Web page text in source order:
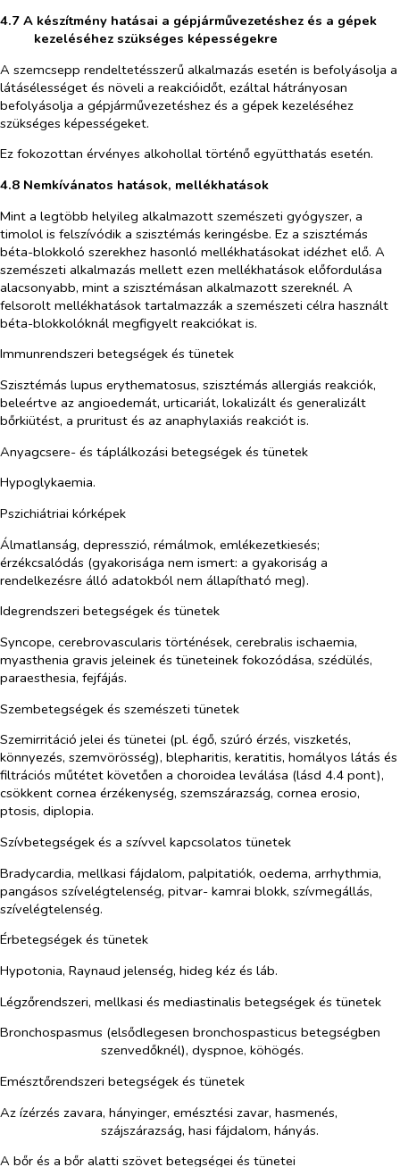
4.7 A készítmény hatásai a gépjárművezetéshez és a gépek
kezeléséhez szükséges képességekre
A szemcsepp rendeltetésszerű alkalmazás esetén is befolyásolja a
látásélességet és növeli a reakcióidőt, ezáltal hátrányosan
befolyásolja a gépjárművezetéshez és a gépek kezeléséhez
szükséges képességeket.
Ez fokozottan érvényes alkohollal történő együtthatás esetén.
4.8 Nemkívánatos hatások, mellékhatások
Mint a legtöbb helyileg alkalmazott szemészeti gyógyszer, a
timolol is felszívódik a szisztémás keringésbe. Ez a szisztémás
béta-blokkoló szerekhez hasonló mellékhatásokat idézhet elő. A
szemészeti alkalmazás mellett ezen mellékhatások előfordulása
alacsonyabb, mint a szisztémásan alkalmazott szereknél. A
felsorolt mellékhatások tartalmazzák a szemészeti célra használt
béta-blokkolóknál megfigyelt reakciókat is.
Immunrendszeri betegségek és tünetek
Szisztémás lupus erythematosus, szisztémás allergiás reakciók,
beleértve az angioedemát, urticariát, lokalizált és generalizált
bőrkiütést, a pruritust és az anaphylaxiás reakciót is.
Anyagcsere- és táplálkozási betegségek és tünetek
Hypoglykaemia.
Pszichiátriai kórképek
Álmatlanság, depresszió, rémálmok, emlékezetkiesés;
érzékcsalódás (gyakorisága nem ismert: a gyakoriság a
rendelkezésre álló adatokból nem állapítható meg).
Idegrendszeri betegségek és tünetek
Syncope, cerebrovascularis történések, cerebralis ischaemia,
myasthenia gravis jeleinek és tüneteinek fokozódása, szédülés,
paraesthesia, fejfájás.
Szembetegségek és szemészeti tünetek
Szemirritáció jelei és tünetei (pl. égő, szúró érzés, viszketés,
könnyezés, szemvörösség), blepharitis, keratitis, homályos látás és
filtrációs műtétet követően a choroidea leválása (lásd 4.4 pont),
csökkent cornea érzékenység, szemszárazság, cornea erosio,
ptosis, diplopia.
Szívbetegségek és a szívvel kapcsolatos tünetek
Bradycardia, mellkasi fájdalom, palpitatiók, oedema, arrhythmia,
pangásos szívelégtelenség, pitvar- kamrai blokk, szívmegállás,
szívelégtelenség.
Érbetegségek és tünetek
Hypotonia, Raynaud jelenség, hideg kéz és láb.
Légzőrendszeri, mellkasi és mediastinalis betegségek és tünetek
Bronchospasmus (elsődlegesen bronchospasticus betegségben
szenvedőknél), dyspnoe, köhögés.
Emésztőrendszeri betegségek és tünetek
Az ízérzés zavara, hányinger, emésztési zavar, hasmenés,
szájszárazság, hasi fájdalom, hányás.
A bőr és a bőr alatti szövet betegségei és tünetei